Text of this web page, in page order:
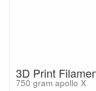
3D Print
750 gram apollo X